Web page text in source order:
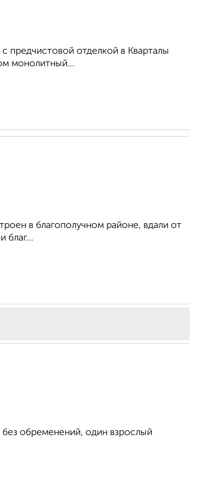
отделкой в Кварталы
монолитный...
в благополучном районе, вдали от
благ...
без обременений, один взрослый